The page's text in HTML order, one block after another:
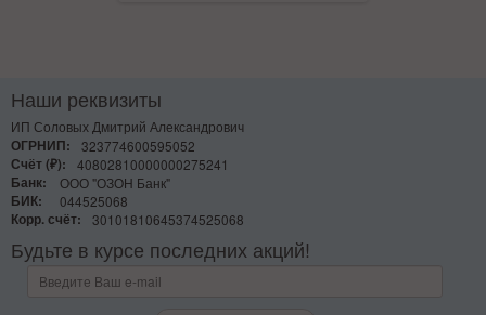
Наши реквизиты
ИП Соловых Дмитрий Александрович
ОГРНИП:
323774600595052
Счёт (₽):
40802810000000275241
Банк:
ООО "ОЗОН Банк"
БИК:
044525068
Корр. счёт:
30101810645374525068
Будьте в курсе последних акций!